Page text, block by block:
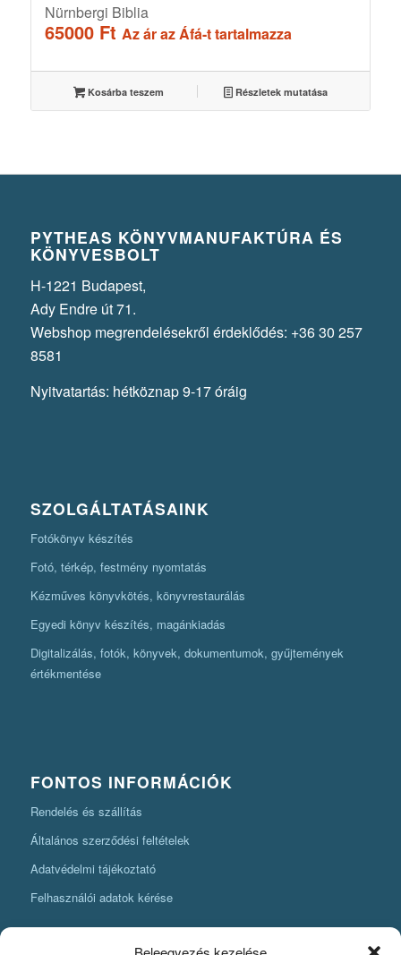
Nürnbergi Biblia
65000 Ft Az ár az Áfá-t tartalmazza
Kosárba teszem Részletek mutatása
PYTHEAS KÖNYVMANUFAKTÚRA ÉS
KÖNYVESBOLT
H-1221 Budapest,
Ady Endre út 71.
Webshop megrendelésekről érdeklődés: +36 30 257
8581
Nyitvatartás: hétköznap 9-17 óráig
SZOLGÁLTATÁSAINK
Fotókönyv készítés
Fotó, térkép, festmény nyomtatás
Kézműves könyvkötés, könyvrestaurálás
Egyedi könyv készítés, magánkiadás
Digitalizálás, fotók, könyvek, dokumentumok, gyűjtemények
értékmentése
FONTOS INFORMÁCIÓK
Rendelés és szállítás
Általános szerződési feltételek
Adatvédelmi tájékoztató
Felhasználói adatok kérése